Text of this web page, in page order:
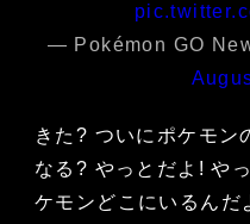
— Pokémon GO
きた? ついにポケモン
なる? やっとだよ! や
ケモンどこにいるん